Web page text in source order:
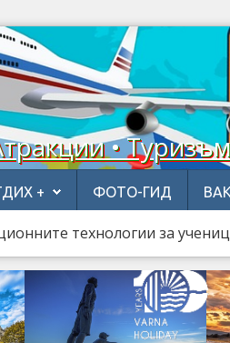
•
+ ФОТО-ГИД
технологии за